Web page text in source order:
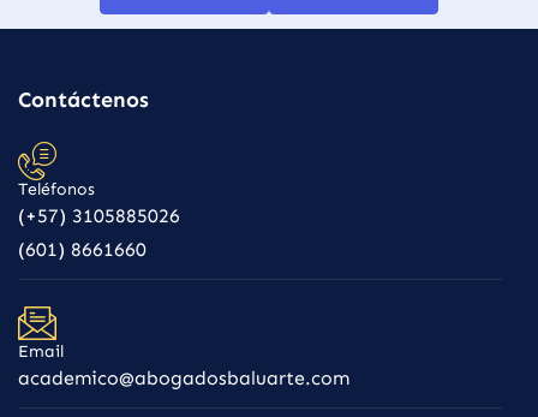
Contáctenos
Teléfonos
(+57) 3105885026
(601) 8661660
Email
academico@abogadosbaluarte.com